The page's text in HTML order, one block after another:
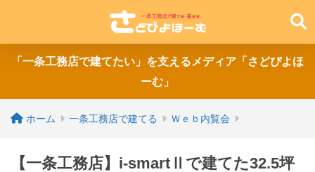
「一条工務店で建てたい」を支えるメディア「さどぴよほ
ーむ」
ホーム 一条工務店で建てる Ｗｅｂ内覧会
【一条工務店】i-smartⅡで建てた32.5坪